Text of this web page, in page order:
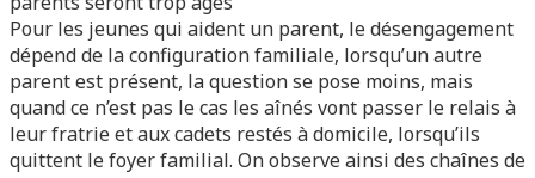
Pour les jeunes qui aident un parent, le désengagement
dépend de la configuration familiale, lorsqu’un autre
parent est présent, la question se pose moins, mais
quand ce n’est pas le cas les aînés vont passer le relais à
leur fratrie et aux cadets restés à domicile, lorsqu’ils
quittent le foyer familial. On observe ainsi des chaînes de